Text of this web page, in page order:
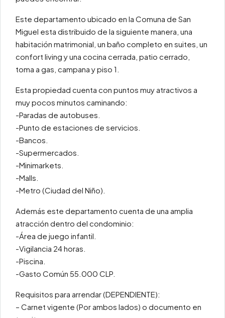
Este departamento ubicado en la Comuna de San
Miguel esta distribuido de la siguiente manera, una
habitación matrimonial, un baño completo en suites, un
confort living y una cocina cerrada, patio cerrado,
toma a gas, campana y piso 1.
Esta propiedad cuenta con puntos muy atractivos a
muy pocos minutos caminando:
-Paradas de autobuses.
-Punto de estaciones de servicios.
-Bancos.
-Supermercados.
-Minimarkets.
-Malls.
-Metro (Ciudad del Niño).
Además este departamento cuenta de una amplia
atracción dentro del condominio:
-Área de juego infantil.
-Vigilancia 24 horas.
-Piscina.
-Gasto Común 55.000 CLP.
Requisitos para arrendar (DEPENDIENTE):
– Carnet vigente (Por ambos lados) o documento en